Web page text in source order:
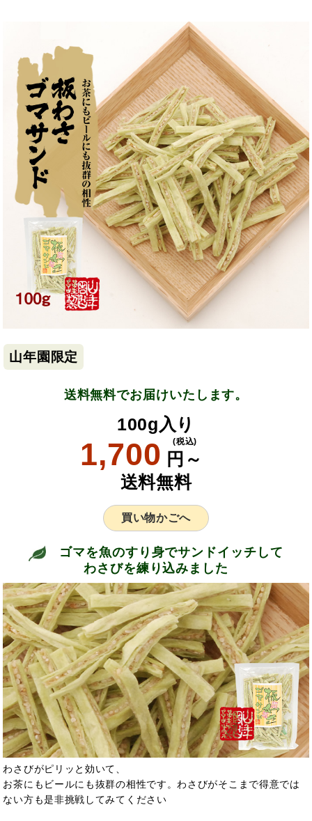
山年園限定
送料無料でお届けいたします。
100g入り
1,700 円～
(税込)
送料無料
買い物かごへ
ゴマを魚のすり身でサンドイッチして
わさびを練り込みました
わさびがピリッと効いて、
お茶にもビールにも抜群の相性です。わさびがそこまで得意では
ない方も是非挑戦してみてください